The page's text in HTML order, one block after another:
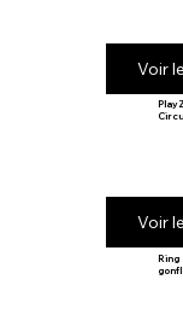
Voir
Voir
Ring